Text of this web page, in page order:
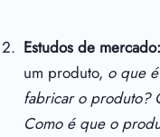
Estudos de mercado:
um produto, o que
fabricar o produto?
Como é que o